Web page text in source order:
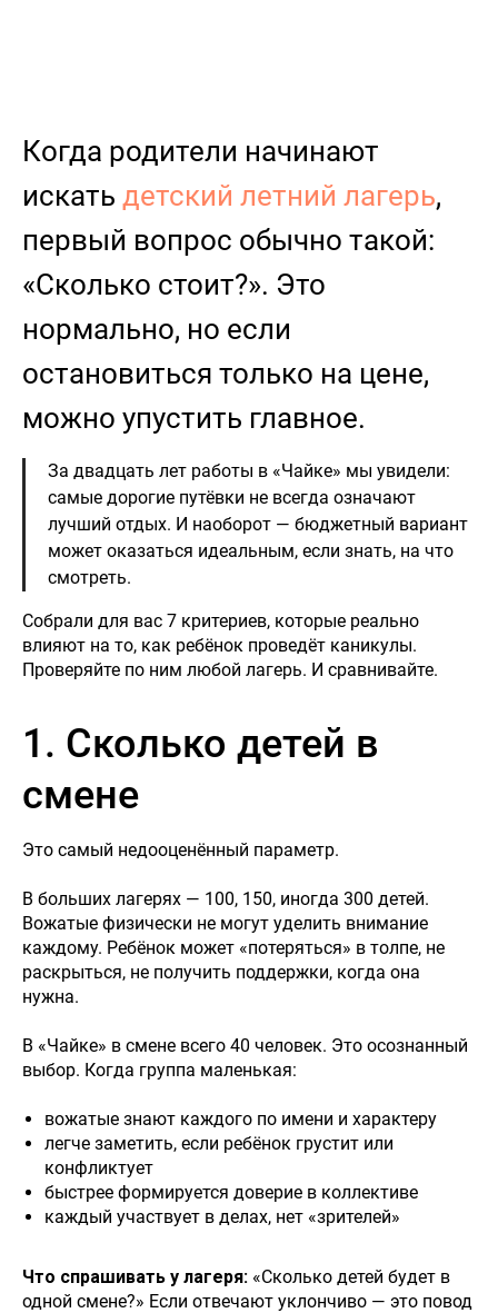
Когда родители начинают
искать детский летний лагерь,
первый вопрос обычно такой:
«Сколько стоит?». Это
нормально, но если
остановиться только на цене,
можно упустить главное.
За двадцать лет работы в «Чайке» мы увидели:
самые дорогие путёвки не всегда означают
лучший отдых. И наоборот — бюджетный вариант
может оказаться идеальным, если знать, на что
смотреть.
Собрали для вас 7 критериев, которые реально
влияют на то, как ребёнок проведёт каникулы.
Проверяйте по ним любой лагерь. И сравнивайте.
1. Сколько детей в
смене
Это самый недооценённый параметр.
В больших лагерях — 100, 150, иногда 300 детей.
Вожатые физически не могут уделить внимание
каждому. Ребёнок может «потеряться» в толпе, не
раскрыться, не получить поддержки, когда она
нужна.
В «Чайке» в смене всего 40 человек. Это осознанный
выбор. Когда группа маленькая:
вожатые знают каждого по имени и характеру
легче заметить, если ребёнок грустит или
конфликтует
быстрее формируется доверие в коллективе
каждый участвует в делах, нет «зрителей»
Что спрашивать у лагеря: «Сколько детей будет в
одной смене?» Если отвечают уклончиво — это повод